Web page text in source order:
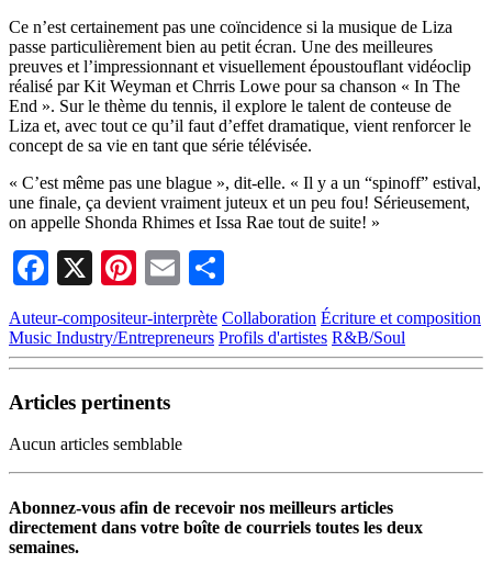
Ce n’est certainement pas une coïncidence si la musique de Liza
passe particulièrement bien au petit écran. Une des meilleures
preuves et l’impressionnant et visuellement époustouflant vidéoclip
réalisé par Kit Weyman et Chrris Lowe pour sa chanson « In The
End ». Sur le thème du tennis, il explore le talent de conteuse de
Liza et, avec tout ce qu’il faut d’effet dramatique, vient renforcer le
concept de sa vie en tant que série télévisée.
« C’est même pas une blague », dit-elle. « Il y a un “spinoff” estival,
une finale, ça devient vraiment juteux et un peu fou! Sérieusement,
on appelle Shonda Rhimes et Issa Rae tout de suite! »
Facebook
X Pinterest
Email
Auteur-compositeur-interprète Collaboration Écriture et composition
Music Industry/Entrepreneurs Profils d'artistes R&B/Soul
Articles pertinents
Aucun articles semblable
Abonnez-vous afin de recevoir nos meilleurs articles
directement dans votre boîte de courriels toutes les deux
semaines.